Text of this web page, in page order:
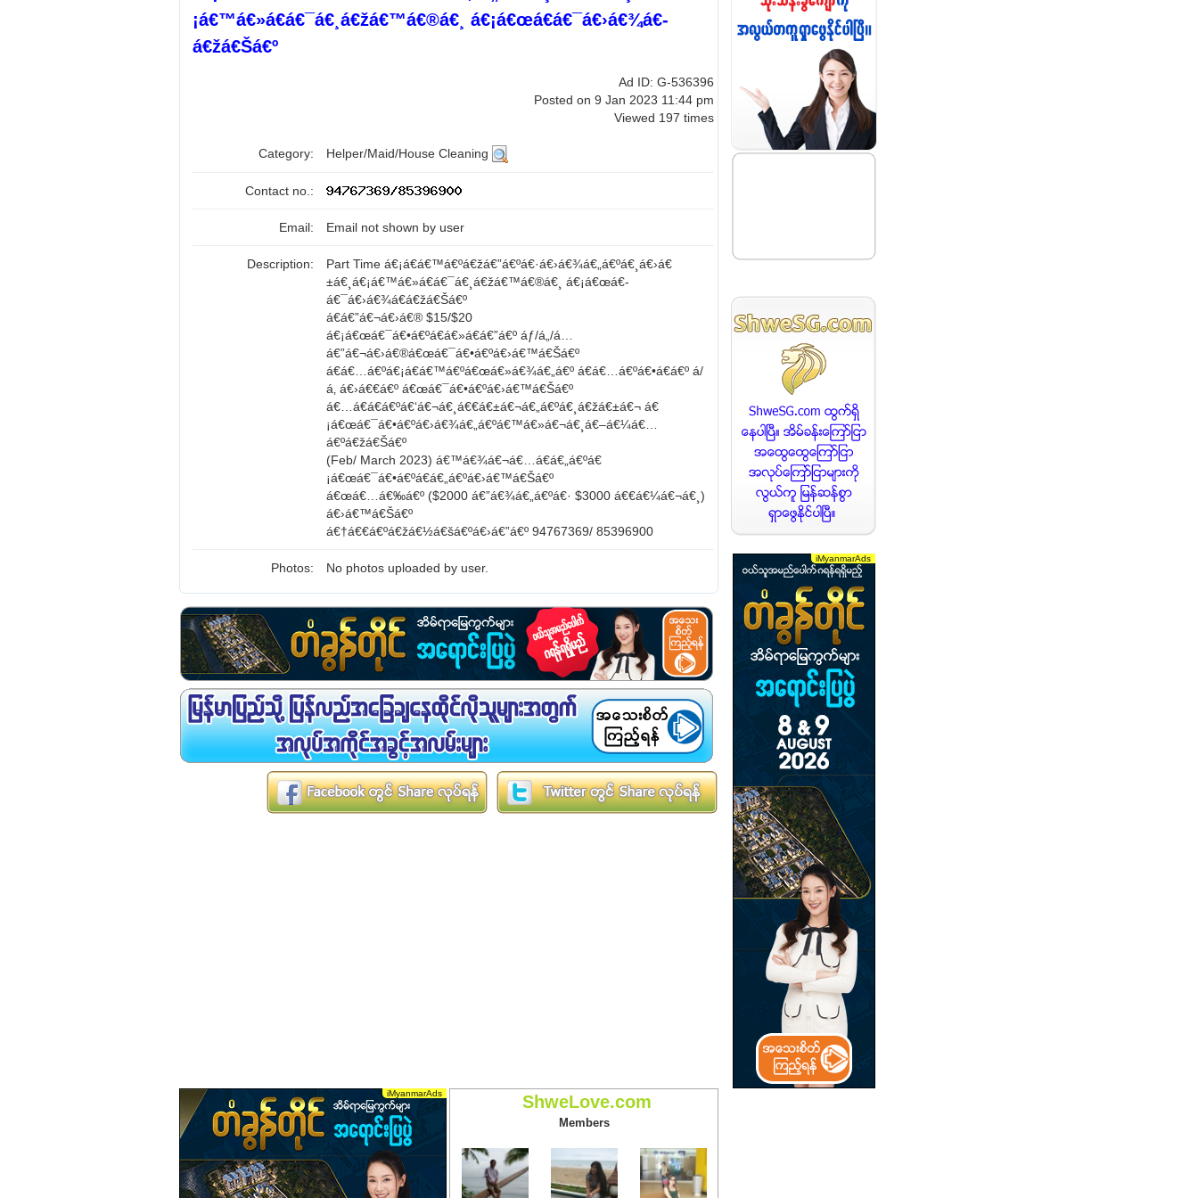
¡á€™á€»á€­á€¯á€¸á€žá€™á€®á€¸ á€¡á€œá€­á€¯á€›á€¾á€­
á€žá€Šá€º
Ad ID: G-536396
Posted on 9 Jan 2023 11:44 pm
Viewed 197 times
Category: Helper/Maid/House Cleaning
Contact no.:
Email: Email not shown by user
Description:
Part Time á€¡á€­á€™á€ºá€žá€”á€ºá€·á€›á€¾á€„á€ºá€¸á€›á€
±á€¸á€¡á€™á€»á€­á€¯á€¸á€žá€™á€®á€¸ á€¡á€œá€­
á€¯á€›á€¾á€­á€žá€Šá€º
á€á€”á€¬á€›á€® $15/$20
á€¡á€œá€¯á€•á€ºá€á€»á€­á€”á€º áƒ/á„/á…
á€”á€¬á€›á€®á€œá€¯á€•á€ºá€›á€™á€Šá€º
á€á€…á€ºá€¡á€­á€™á€ºá€œá€»á€¾á€„á€º á€á€…á€ºá€•á€á€º á/
á‚ á€›á€€á€º á€œá€¯á€•á€ºá€›á€™á€Šá€º
á€…á€­á€á€ºá€‘á€¬á€¸á€€á€±á€¬á€„á€ºá€¸á€žá€±á€¬ á€
¡á€œá€¯á€•á€ºá€›á€¾á€„á€ºá€™á€»á€¬á€¸á€–á€¼á€…
á€ºá€žá€Šá€º
(Feb/ March 2023) á€™á€¾á€¬á€…á€á€„á€ºá€
¡á€œá€¯á€•á€ºá€á€„á€ºá€›á€™á€Šá€º
á€œá€…á€‰á€º ($2000 á€”á€¾á€„á€ºá€· $3000 á€€á€¼á€¬á€¸)
á€›á€™á€Šá€º
á€†á€€á€ºá€žá€½á€šá€ºá€›á€”á€º 94767369/ 85396900
Photos: No photos uploaded by user.
ShweLove.com
Members